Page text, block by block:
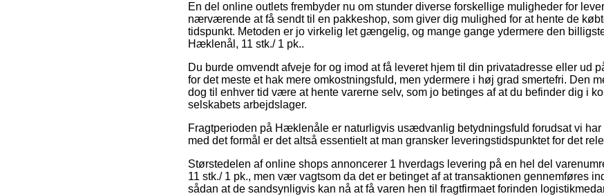
En del online outlets frembyder nu om stunder diverse forskellige muligheder for
nærværende at få sendt til en pakkeshop, som giver dig mulighed for at hente de
tidspunkt. Metoden er jo virkelig let gængelig, og mange gange ydermere den
Hæklenål, 11 stk./ 1 pk..
Du burde omvendt afveje for og imod at få leveret hjem til din privatadresse eller ud
for det meste et hak mere omkostningsfuld, men ydermere i høj grad smertefri. Den
dog til enhver tid være at hente varerne selv, som jo betinges af at du befinder dig i
selskabets arbejdslager.
Fragtperioden på Hæklenåle er naturligvis usædvanlig betydningsfuld forudsat vi har
med det formål er det altså essentielt at man gransker leveringstidspunktet for det
Størstedelen af online shops annoncerer 1 hverdags levering på en hel del
11 stk./ 1 pk., men vær vagtsom da det er betinget af at transaktionen gennemføres
sådan at de sandsynligvis kan nå at få varen hen til fragtfirmaet forinden